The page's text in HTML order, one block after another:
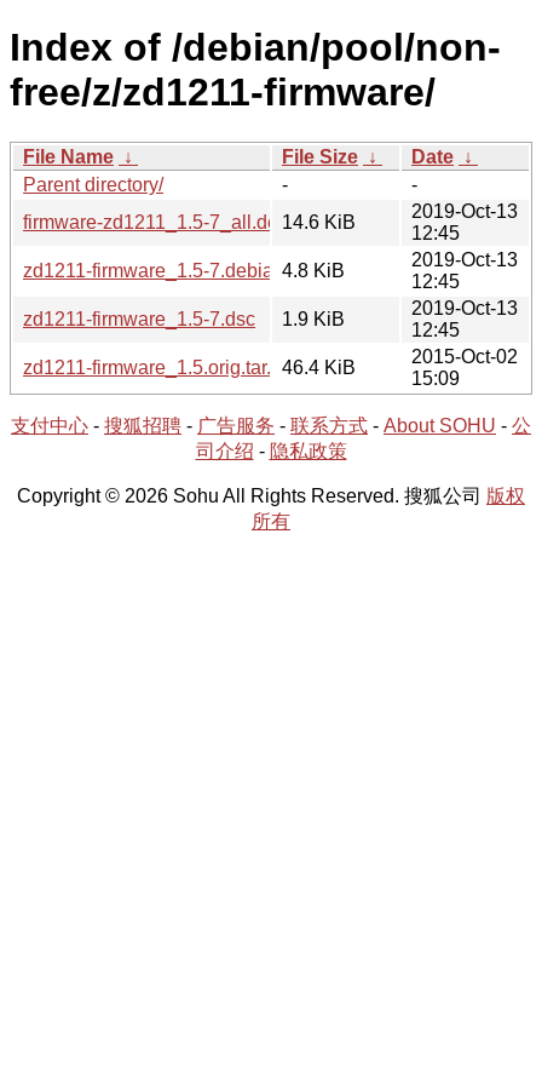
Index of /debian/pool/non-
free/z/zd1211-firmware/
File Name ↓ File Size ↓ Date ↓
Parent directory/
-
-
firmware-zd1211_1.5-7_all.deb14.6 KiB
2019-Oct-13
12:45
zd1211-firmware_1.5-7.debian.tar.xz
4.8 KiB
2019-Oct-13
12:45
zd1211-firmware_1.5-7.dsc
1.9 KiB
2019-Oct-13
12:45
zd1211-firmware_1.5.orig.tar.gz46.4 KiB
2015-Oct-02
15:09
支付中心 - 搜狐招聘 - 广告服务 - 联系方式 - About SOHU - 公
司介绍 - 隐私政策
Copyright © 2026 Sohu All Rights Reserved. 搜狐公司 版权
所有